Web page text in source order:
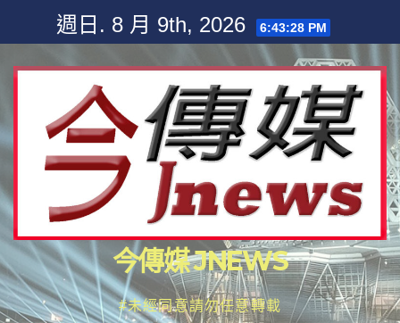
content
週日. 8 月 9th, 2026 6:43:29 PM
今傳媒 JNEWS
#未經同意請勿任意轉載